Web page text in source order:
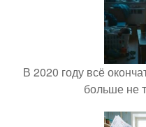
В 2020 году всё
больше не